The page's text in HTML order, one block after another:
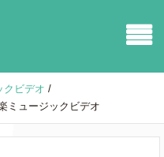
クビデオ /
ミュージックビデオ